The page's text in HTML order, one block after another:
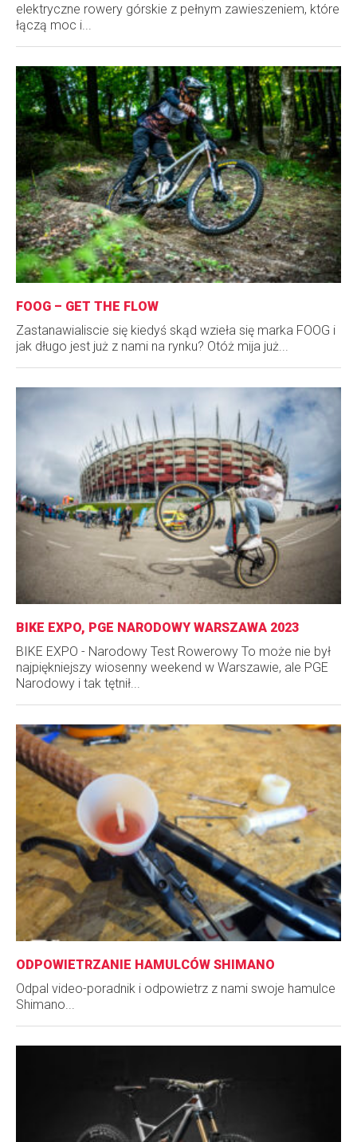
elektryczne rowery górskie z pełnym zawieszeniem, które
łączą moc i...
FOOG – GET THE FLOW
Zastanawialiscie się kiedyś skąd wzieła się marka FOOG i
jak długo jest już z nami na rynku? Otóż mija już...
BIKE EXPO, PGE NARODOWY WARSZAWA 2023
BIKE EXPO - Narodowy Test Rowerowy To może nie był
najpiękniejszy wiosenny weekend w Warszawie, ale PGE
Narodowy i tak tętnił...
ODPOWIETRZANIE HAMULCÓW SHIMANO
Odpal video-poradnik i odpowietrz z nami swoje hamulce
Shimano...